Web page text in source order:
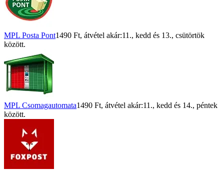
MPL Posta Pont1490 Ft, átvétel akár:11., kedd és 13., csütörtök
között.
MPL Csomagautomata1490 Ft, átvétel akár:11., kedd és 14., péntek
között.